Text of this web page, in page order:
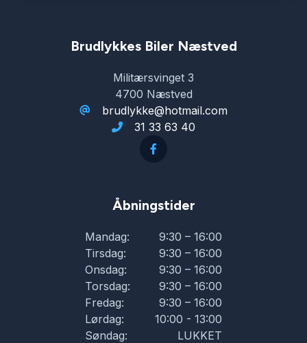
Brudlykkes Biler Næstved
Militærsvinget 3
4700 Næstved
brudlykke@hotmail.com
31 33 63 40
Åbningstider
Mandag:
9:30 – 16:00
Tirsdag:
9:30 – 16:00
Onsdag:
9:30 – 16:00
Torsdag:
9:30 – 16:00
Fredag:
9:30 – 16:00
Lørdag:
10:00 - 13:00
Søndag:
LUKKET